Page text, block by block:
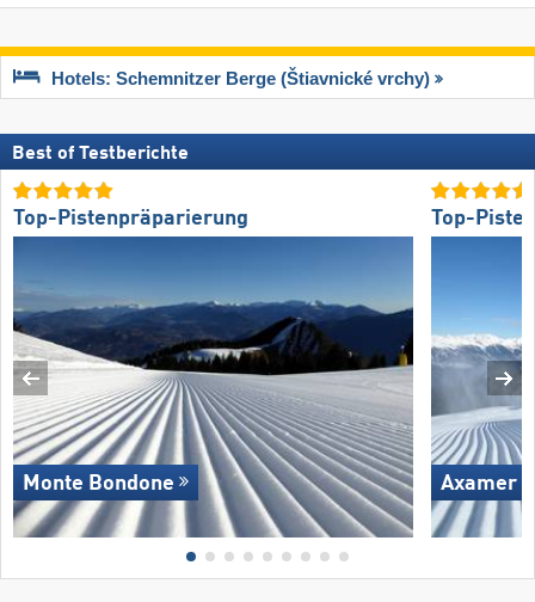
Hotels: Schemnitzer Berge (Štiavnické vrchy)
Best of Testberichte
Top-Pistenpräparierung
Monte Bondone
Top-
Axamer